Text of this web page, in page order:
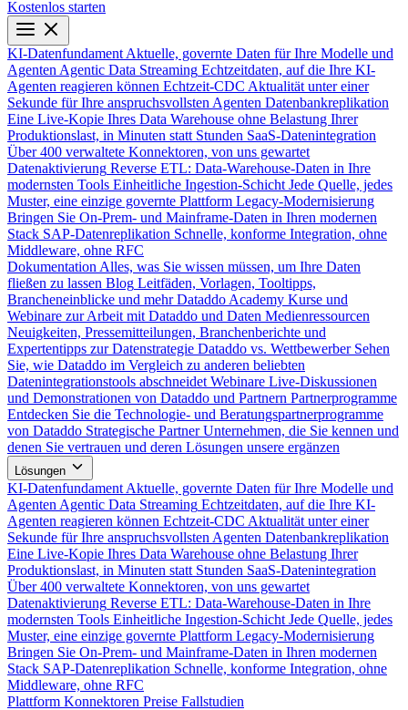
Kostenlos starten
KI-Datenfundament Aktuelle, governte Daten für Ihre Modelle und
Agenten Agentic Data Streaming Echtzeitdaten, auf die Ihre KI-
Agenten reagieren können Echtzeit-CDC Aktualität unter einer
Sekunde für Ihre anspruchsvollsten Agenten Datenbankreplikation
Eine Live-Kopie Ihres Data Warehouse ohne Belastung Ihrer
Produktionslast, in Minuten statt Stunden SaaS-Datenintegration
Über 400 verwaltete Konnektoren, von uns gewartet
Datenaktivierung Reverse ETL: Data-Warehouse-Daten in Ihre
modernsten Tools Einheitliche Ingestion-Schicht Jede Quelle, jedes
Muster, eine einzige governte Plattform Legacy-Modernisierung
Bringen Sie On-Prem- und Mainframe-Daten in Ihren modernen
Stack SAP-Datenreplikation Schnelle, konforme Integration, ohne
Middleware, ohne RFC
Dokumentation Alles, was Sie wissen müssen, um Ihre Daten
fließen zu lassen Blog Leitfäden, Vorlagen, Tooltipps,
Brancheneinblicke und mehr Dataddo Academy Kurse und
Webinare zur Arbeit mit Dataddo und Daten Medienressourcen
Neuigkeiten, Pressemitteilungen, Branchenberichte und
Expertentipps zur Datenstrategie Dataddo vs. Wettbewerber Sehen
Sie, wie Dataddo im Vergleich zu anderen beliebten
Datenintegrationstools abschneidet Webinare Live-Diskussionen
und Demonstrationen von Dataddo und Partnern Partnerprogramme
Entdecken Sie die Technologie- und Beratungspartnerprogramme
von Dataddo Strategische Partner Unternehmen, die Sie kennen und
denen Sie vertrauen und deren Lösungen unsere ergänzen
Lösungen
KI-Datenfundament Aktuelle, governte Daten für Ihre Modelle und
Agenten Agentic Data Streaming Echtzeitdaten, auf die Ihre KI-
Agenten reagieren können Echtzeit-CDC Aktualität unter einer
Sekunde für Ihre anspruchsvollsten Agenten Datenbankreplikation
Eine Live-Kopie Ihres Data Warehouse ohne Belastung Ihrer
Produktionslast, in Minuten statt Stunden SaaS-Datenintegration
Über 400 verwaltete Konnektoren, von uns gewartet
Datenaktivierung Reverse ETL: Data-Warehouse-Daten in Ihre
modernsten Tools Einheitliche Ingestion-Schicht Jede Quelle, jedes
Muster, eine einzige governte Plattform Legacy-Modernisierung
Bringen Sie On-Prem- und Mainframe-Daten in Ihren modernen
Stack SAP-Datenreplikation Schnelle, konforme Integration, ohne
Middleware, ohne RFC
Plattform Konnektoren Preise Fallstudien